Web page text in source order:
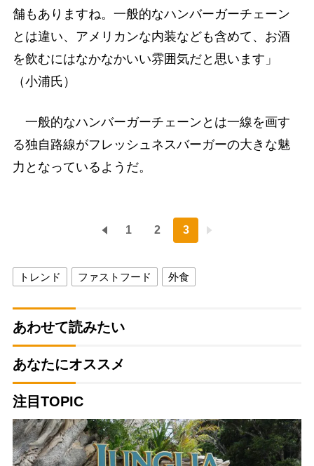
舗もありますね。一般的なハンバーガーチェーン
とは違い、アメリカンな内装なども含めて、お酒
を飲むにはなかなかいい雰囲気だと思います」
（小浦氏）
一般的なハンバーガーチェーンとは一線を画す
る独自路線がフレッシュネスバーガーの大きな魅
力となっているようだ。
1 2 3
トレンド ファストフード 外食
あわせて読みたい
あなたにオススメ
注目TOPIC